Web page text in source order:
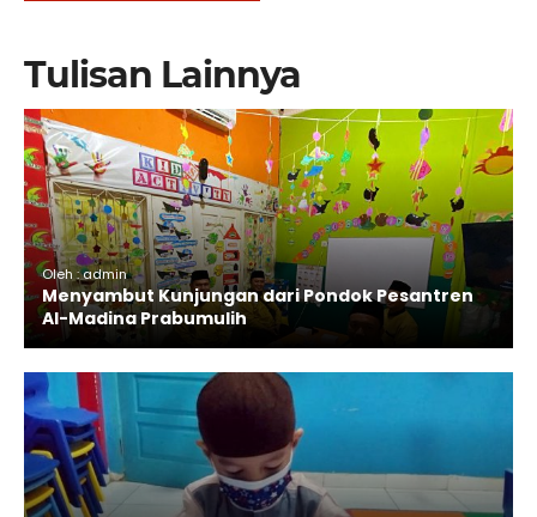
Tulisan Lainnya
Oleh : admin
Menyambut Kunjungan dari Pondok Pesantren
Al-Madina Prabumulih